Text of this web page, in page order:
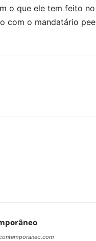
o que ele tem feito
com o mandatário